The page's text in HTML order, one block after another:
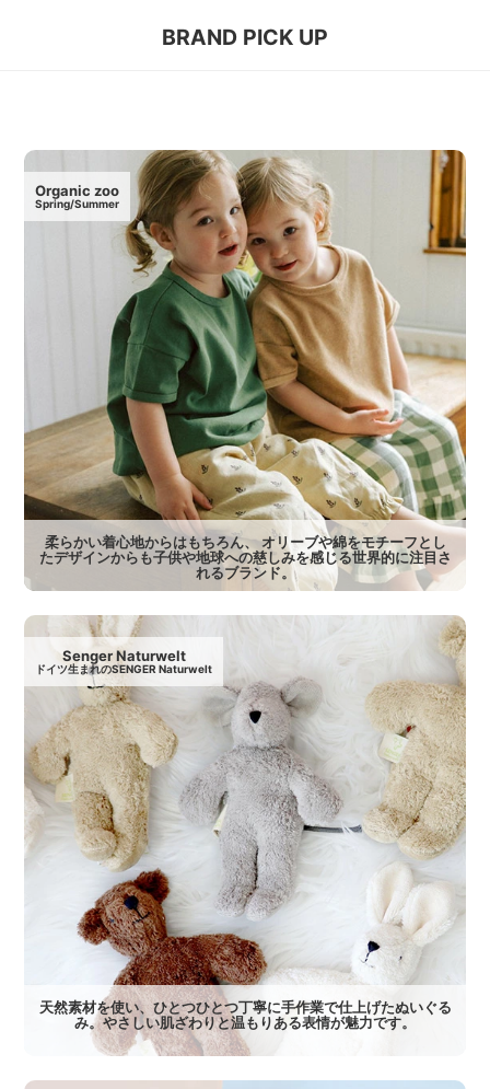
BRAND PICK UP
Organic zoo
Spring/Summer
柔らかい着心地からはもちろん、 オリーブや綿をモチーフとし
たデザインからも子供や地球への慈しみを感じる世界的に注目さ
れるブランド。
Senger Naturwelt
ドイツ生まれのSENGER Naturwelt
天然素材を使い、ひとつひとつ丁寧に手作業で仕上げたぬいぐる
み。やさしい肌ざわりと温もりある表情が魅力です。